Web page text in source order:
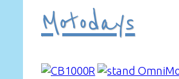
Motodays